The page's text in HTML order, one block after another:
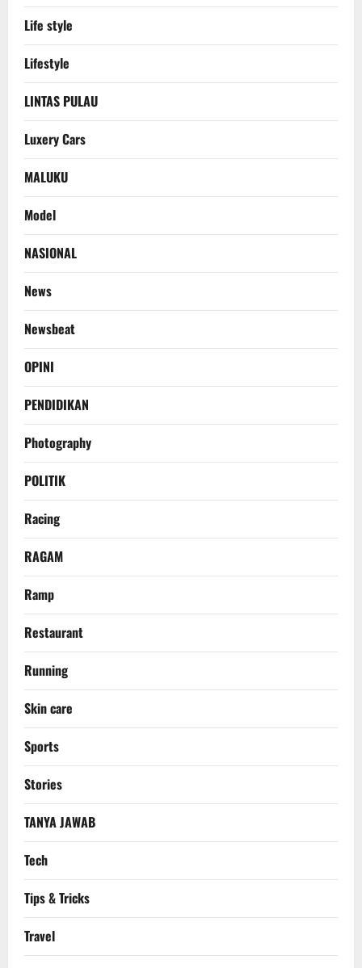
Life style
Lifestyle
LINTAS PULAU
Luxery Cars
MALUKU
Model
NASIONAL
News
Newsbeat
OPINI
PENDIDIKAN
Photography
POLITIK
Racing
RAGAM
Ramp
Restaurant
Running
Skin care
Sports
Stories
TANYA JAWAB
Tech
Tips & Tricks
Travel